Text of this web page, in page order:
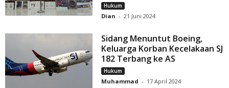
Hukum
Dian - 21 Juni 2024
Sidang Menuntut Boeing,
Keluarga Korban Kecelakaan SJ
182 Terbang ke AS
Hukum
Muhammad - 17 April 2024